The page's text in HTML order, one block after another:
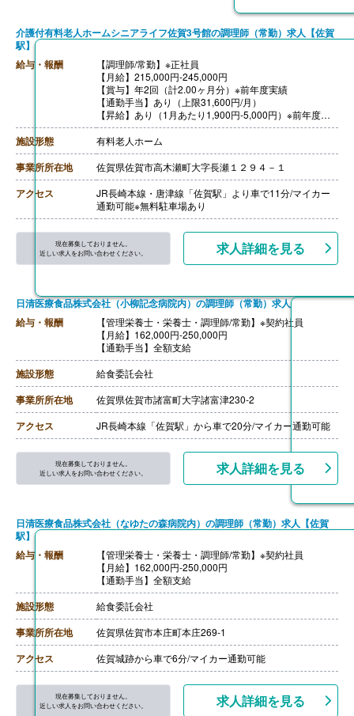
介護付有料老人ホームシニアライフ佐賀3号館の調理師（常勤）求人【佐賀
駅】
給与・報酬
【調理師/常勤】※正社員
【月給】215,000円-245,000円
【賞与】年2回（計2.00ヶ月分）※前年度実績
【通勤手当】あり（上限31,600円/月）
【昇給】あり（1月あたり1,900円-5,000円）※前年度実
績
【退職金】あり※勤続3年以上
施設形態 有料老人ホーム
事業所所在地 佐賀県佐賀市高木瀬町大字長瀬１２９４－１
アクセス
JR長崎本線・唐津線「佐賀駅」より車で11分/マイカー
通勤可能※無料駐車場あり
現在募集しておりません。
近しい求人をお問い合わせください。
求人詳細を見る
日清医療食品株式会社（小柳記念病院内）の調理師（常勤）求人
給与・報酬
【管理栄養士・栄養士・調理師/常勤】※契約社員
【月給】162,000円-250,000円
【通勤手当】全額支給
施設形態 給食委託会社
事業所所在地 佐賀県佐賀市諸富町大字諸富津230-2
アクセス JR長崎本線「佐賀駅」から車で20分/マイカー通勤可能
現在募集しておりません。
近しい求人をお問い合わせください。
求人詳細を見る
日清医療食品株式会社（なゆたの森病院内）の調理師（常勤）求人【佐賀
駅】
給与・報酬
【管理栄養士・栄養士・調理師/常勤】※契約社員
【月給】162,000円-250,000円
【通勤手当】全額支給
施設形態 給食委託会社
事業所所在地 佐賀県佐賀市本庄町本庄269-1
アクセス 佐賀城跡から車で6分/マイカー通勤可能
現在募集しておりません。
近しい求人をお問い合わせください。
求人詳細を見る